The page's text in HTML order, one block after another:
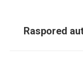
Raspored